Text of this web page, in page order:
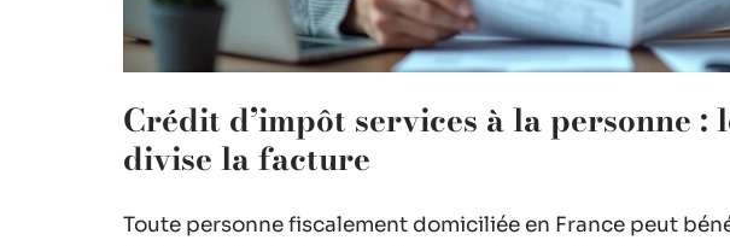
Crédit d’impôt services à la personne :
divise la facture
Toute personne fiscalement domiciliée en France peut